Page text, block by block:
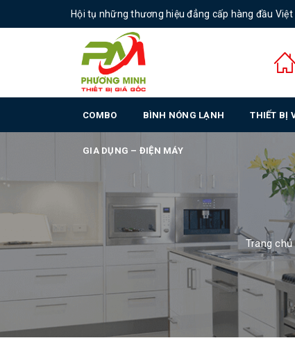
Hội tụ những thương hiệu đẳng cấp hàng đầu Việt
COMBO BÌNH NÓNG LẠNH THIẾT BỊ
GIA DỤNG – ĐIỆN MÁY
Trang chủ